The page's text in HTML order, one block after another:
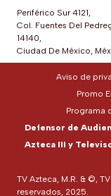
Periférico Sur 4121,
Col. Fuentes Del
14140,
Ciudad De México,
TV Azteca, M.R. & ©,
reservados, 2025.
Aviso de
Promo
Programa
Defensor de
Azteca III y